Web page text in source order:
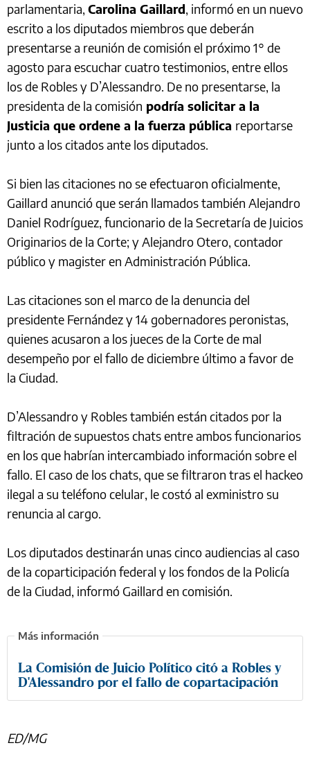
parlamentaria, Carolina Gaillard, informó en un nuevo
escrito a los diputados miembros que deberán
presentarse a reunión de comisión el próximo 1° de
agosto para escuchar cuatro testimonios, entre ellos
los de Robles y D’Alessandro. De no presentarse, la
presidenta de la comisión podría solicitar a la
Justicia que ordene a la fuerza pública reportarse
junto a los citados ante los diputados.
Si bien las citaciones no se efectuaron oficialmente,
Gaillard anunció que serán llamados también Alejandro
Daniel Rodríguez, funcionario de la Secretaría de Juicios
Originarios de la Corte; y Alejandro Otero, contador
público y magister en Administración Pública.
Las citaciones son el marco de la denuncia del
presidente Fernández y 14 gobernadores peronistas,
quienes acusaron a los jueces de la Corte de mal
desempeño por el fallo de diciembre último a favor de
la Ciudad.
D’Alessandro y Robles también están citados por la
filtración de supuestos chats entre ambos funcionarios
en los que habrían intercambiado información sobre el
fallo. El caso de los chats, que se filtraron tras el hackeo
ilegal a su teléfono celular, le costó al exministro su
renuncia al cargo.
Los diputados destinarán unas cinco audiencias al caso
de la coparticipación federal y los fondos de la Policía
de la Ciudad, informó Gaillard en comisión.
La Comisión de Juicio Político citó a Robles y
D'Alessandro por el fallo de copartacipación
ED/MG